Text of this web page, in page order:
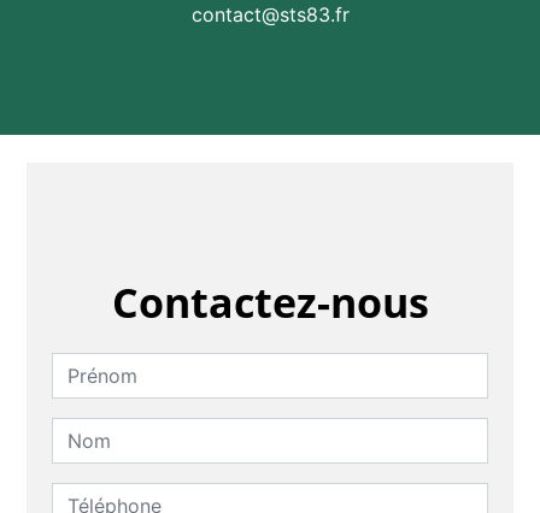
contact@sts83.fr
Contactez-nous